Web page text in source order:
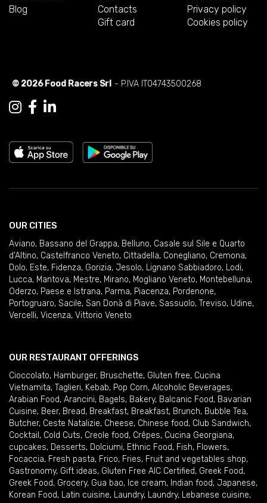
Blog
Contacts
Gift card
Privacy policy
Cookies policy
© 2026 Food Racers Srl - P.IVA IT04743500268
OUR CITIES
Aviano, Bassano del Grappa, Belluno, Casale sul Sile e Quarto
d'Altino, Castelfranco Veneto, Cittadella, Conegliano, Cremona,
Dolo, Este, Fidenza, Gorizia, Jesolo, Lignano Sabbiadoro, Lodi,
Lucca, Mantova, Mestre, Mirano, Mogliano Veneto, Montebelluna,
Oderzo, Paese e Istrana, Parma, Piacenza, Pordenone,
Portogruaro, Sacile, San Donà di Piave, Sassuolo, Treviso, Udine,
Vercelli, Vicenza, Vittorio Veneto
OUR RESTAURANT OFFERINGS
Cioccolato, Hamburger, Bruschette, Gluten free, Cucina
Vietnamita, Taglieri, Kebab, Pop Corn, Alcoholic Beverages,
Arabian Food, Arancini, Bagels, Bakery, Balcanic Food, Bavarian
Cuisine, Beer, Bread, Breakfast, Breakfast, Brunch, Bubble Tea,
Butcher, Ceste Natalizie, Cheese, Chinese food, Club Sandwich,
Cocktail , Cold Cuts, Creole food, Crêpes, Cucina Georgiana,
cupcakes, Desserts, Dolciumi, Ethnic Food, Fish, Flowers,
Focaccia, Fresh pasta, Frico, Fries, Fruit and vegetables shop,
Gastronomy, Gift ideas, Gluten Free AIC Certified, Greek Food,
Greek Food, Grocery, Gua bao, Ice cream, Indian food, Japanese,
Korean Food, Latin cuisine, Laundry, Laundry, Lebanese cuisine,